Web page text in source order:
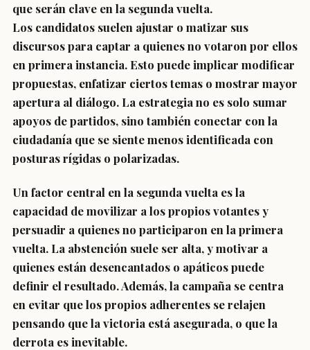
que serán clave en la segunda vuelta.
Los candidatos suelen ajustar o matizar sus
discursos para captar a quienes no votaron por ellos
en primera instancia. Esto puede implicar modificar
propuestas, enfatizar ciertos temas o mostrar mayor
apertura al diálogo. La estrategia no es solo sumar
apoyos de partidos, sino también conectar con la
ciudadanía que se siente menos identificada con
posturas rígidas o polarizadas.
Un factor central en la segunda vuelta es la
capacidad de movilizar a los propios votantes y
persuadir a quienes no participaron en la primera
vuelta. La abstención suele ser alta, y motivar a
quienes están desencantados o apáticos puede
definir el resultado. Además, la campaña se centra
en evitar que los propios adherentes se relajen
pensando que la victoria está asegurada, o que la
derrota es inevitable.